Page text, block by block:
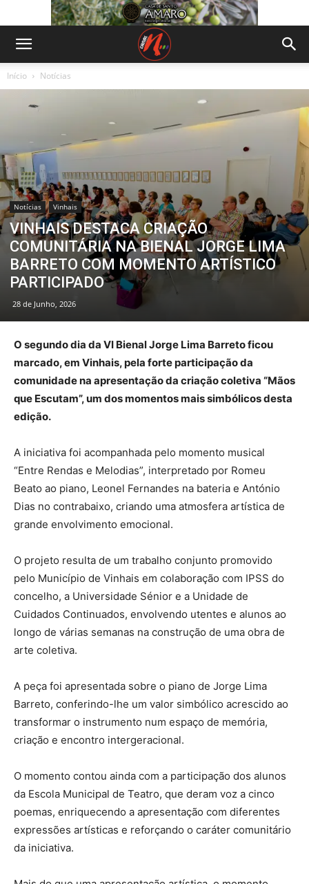
Início Notícias
Notícias Vinhais
VINHAIS DESTACA CRIAÇÃO
COMUNITÁRIA NA BIENAL JORGE LIMA
BARRETO COM MOMENTO ARTÍSTICO
PARTICIPADO
28 de Junho, 2026
O segundo dia da VI Bienal Jorge Lima Barreto ficou
marcado, em Vinhais, pela forte participação da
comunidade na apresentação da criação coletiva “Mãos
que Escutam”, um dos momentos mais simbólicos desta
edição.
A iniciativa foi acompanhada pelo momento musical
“Entre Rendas e Melodias”, interpretado por Romeu
Beato ao piano, Leonel Fernandes na bateria e António
Dias no contrabaixo, criando uma atmosfera artística de
grande envolvimento emocional.
O projeto resulta de um trabalho conjunto promovido
pelo Município de Vinhais em colaboração com IPSS do
concelho, a Universidade Sénior e a Unidade de
Cuidados Continuados, envolvendo utentes e alunos ao
longo de várias semanas na construção de uma obra de
arte coletiva.
A peça foi apresentada sobre o piano de Jorge Lima
Barreto, conferindo-lhe um valor simbólico acrescido ao
transformar o instrumento num espaço de memória,
criação e encontro intergeracional.
O momento contou ainda com a participação dos alunos
da Escola Municipal de Teatro, que deram voz a cinco
poemas, enriquecendo a apresentação com diferentes
expressões artísticas e reforçando o caráter comunitário
da iniciativa.